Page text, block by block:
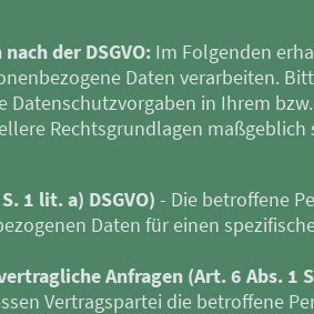
der DSGVO: Im Folgenden
Daten verarbeiten.
Datenschutzvorgaben in Ihrem
Rechtsgrundlagen
1 lit. a) DSGVO) - Die betroffene
Daten für einen
Anfragen (Art. 6 Abs. 1
Vertragspartei die betroffene